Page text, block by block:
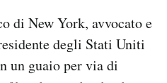
di New York, avvocato e
degli Stati Uniti
un guaio per via di